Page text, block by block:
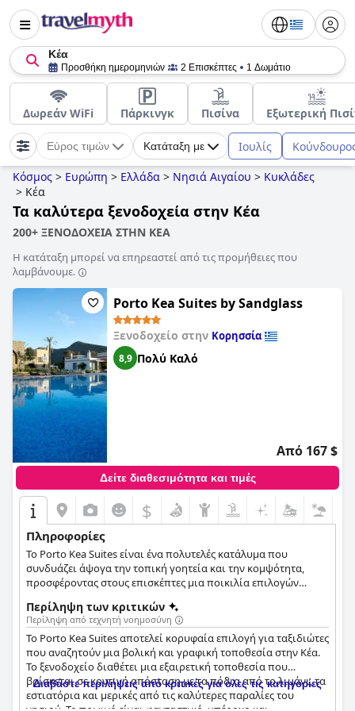
Κέα
Προσθήκη ημερομηνιών 2 Επισκέπτες 1 Δωμάτιο
Δωρεάν WiFi Πάρκινγκ Πισίνα Εξωτερική
Εύρος τιμών Κατάταξη με Ιουλίς
Κόσμος > Ευρώπη > Ελλάδα > Νησιά Αιγαίου > Κυκλάδες
> Κέα
Τα καλύτερα ξενοδοχεία στην Κέα
200+ ΞΕΝΟΔΟΧΕΙΑ ΣΤΗΝ ΚΕΑ
Η κατάταξη μπορεί να επηρεαστεί από τις προμήθειες που
λαμβάνουμε.
Porto Kea Suites by Sandglass
Ξενοδοχείο στην Κορησσία
8,9 Πολύ Καλό
Από 167 $
Δείτε διαθεσιμότητα και τιμές
$
Πληροφορίες
Το Porto Kea Suites είναι ένα πολυτελές κατάλυμα που
συνδυάζει άψογα την τοπική γοητεία και την κομψότητα,
προσφέροντας στους επισκέπτες μια ποικιλία επιλογών
Αθήνας. Το ξενοδοχείο έχει δεσμευτεί να σερβίρει νόστιμη
κουζίνα εμπνευσμένη από την Κέα και παρέχει ένα ήρεμο σπα
για χαλάρωση. Βρίσκεται κοντά σε μια γραφική παραλία και
λειτουργεί επίσης ως ιδανικός χώρος για συνέδρια και
γάμους, δημιουργώντας αξέχαστες γευστικές εμπειρίες που οι
επισκέπτες θα θυμούνται για πολύ καιρό μετά τη διαμονή
τους.
Περίληψη των κριτικών
Περίληψη από τεχνητή νοημοσύνη
Το Porto Kea Suites αποτελεί κορυφαία επιλογή για ταξιδιώτες
που αναζητούν μια βολική και γραφική τοποθεσία στην Κέα.
Το ξενοδοχείο διαθέτει μια εξαιρετική τοποθεσία που
βρίσκεται σε κοντινή απόσταση με τα πόδια από το λιμάνι, τα
εστιατόρια και μερικές από τις καλύτερες παραλίες του
Διαβάστε περιλήψεις από κριτικές για όλες τις κατηγορίες